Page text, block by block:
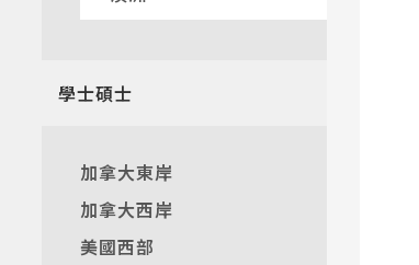
學士碩士
加拿大東岸
加拿大西岸
美國西部